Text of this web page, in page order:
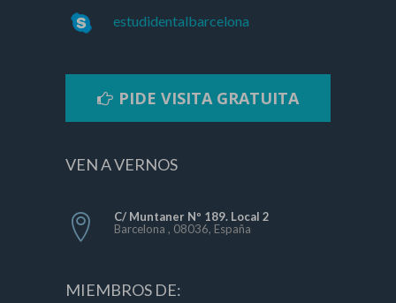
estudidentalbarcelona
PIDE VISITA GRATUITA
VEN A VERNOS
C/ Muntaner Nº 189. Local 2
Barcelona , 08036, España
MIEMBROS DE: